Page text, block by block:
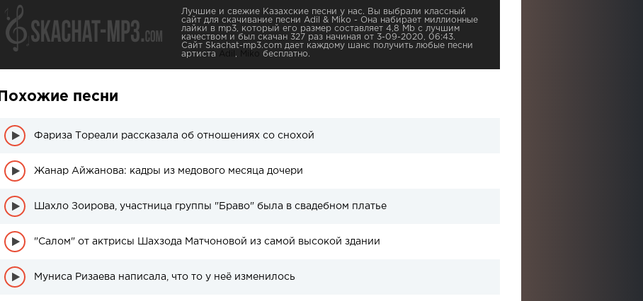
Лучшие и свежие Казахские песни у нас. Вы выбрали классный
сайт для скачивание песни Adil & Miko - Она набирает миллионные
лайки в mp3, который его размер составляет 4,8 Mb с лучшим
качеством и был скачан 327 раз начиная от 3-09-2020, 06:43.
Сайт Skachat-mp3.com дает каждому шанс получить любые песни
артиста
бесплатно.
Похожие песни
Фариза Тореали рассказала об отношениях со снохой
Жанар Айжанова: кадры из медового месяца дочери
Шахло Зоирова, участница группы "Браво" была в свадебном платье
"Салом" от актрисы Шахзода Матчоновой из самой высокой здании
Муниса Ризаева написала, что то у неё изменилось